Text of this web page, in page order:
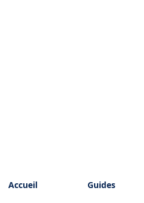
Accueil Guides